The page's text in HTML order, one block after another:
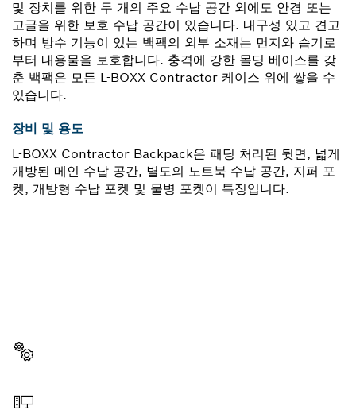
및 장치를 위한 두 개의 주요 수납 공간 외에도 안경 또는
고글을 위한 보호 수납 공간이 있습니다. 내구성 있고 견고
하며 방수 기능이 있는 백팩의 외부 소재는 먼지와 습기로
부터 내용물을 보호합니다. 충격에 강한 몰딩 베이스를 갖
춘 백팩은 모든 L-BOXX Contractor 케이스 위에 쌓을 수
있습니다.
장비 및 용도
L-BOXX Contractor Backpack은 패딩 처리된 뒷면, 넓게
개방된 메인 수납 공간, 별도의 노트북 수납 공간, 지퍼 포
켓, 개방형 수납 포켓 및 물병 포켓이 특징입니다.